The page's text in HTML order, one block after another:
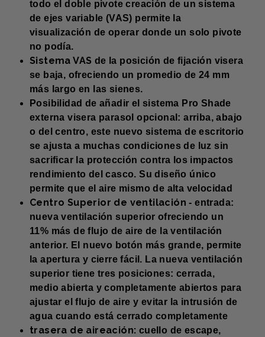
todo el doble pivote creación de un sistema
de ejes variable (VAS) permite la
visualización de operar donde un solo pivote
no podía.
Sistema VAS de la posición de fijación visera
se baja, ofreciendo un promedio de 24 mm
más largo en las sienes.
Posibilidad de añadir el sistema Pro Shade
externa visera parasol opcional: arriba, abajo
o del centro, este nuevo sistema de escritorio
se ajusta a muchas condiciones de luz sin
sacrificar la protección contra los impactos
rendimiento del casco. Su diseño único
permite que el aire mismo de alta velocidad
Centro Superior de ventilación- entrada:
nueva ventilación superior ofreciendo un
11% más de flujo de aire de la ventilación
anterior. El nuevo botón más grande, permite
la apertura y cierre fácil. La nueva ventilación
superior tiene tres posiciones: cerrada,
medio abierta y completamente abiertos para
ajustar el flujo de aire y evitar la intrusión de
agua cuando está cerrado completamente
trasera de aireación: cuello de escape,